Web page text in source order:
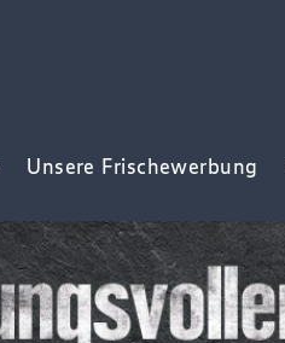
Unsere Frischewerbung